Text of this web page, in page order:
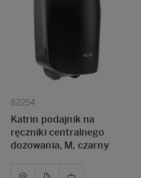
82254
Katrin podajnik na
ręczniki centralnego
dozowania, M, czarny